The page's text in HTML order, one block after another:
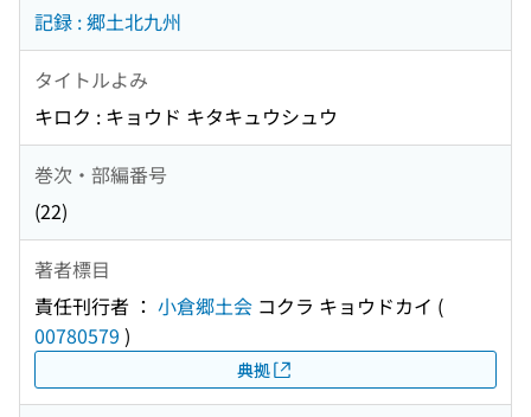
記録 : 郷土北九州
タイトルよみ
キロク : キョウド キタキュウシュウ
巻次・部編番号
(22)
著者標目
責任刊行者 ： 小倉郷土会 コクラ キョウドカイ (
00780579 )
典拠